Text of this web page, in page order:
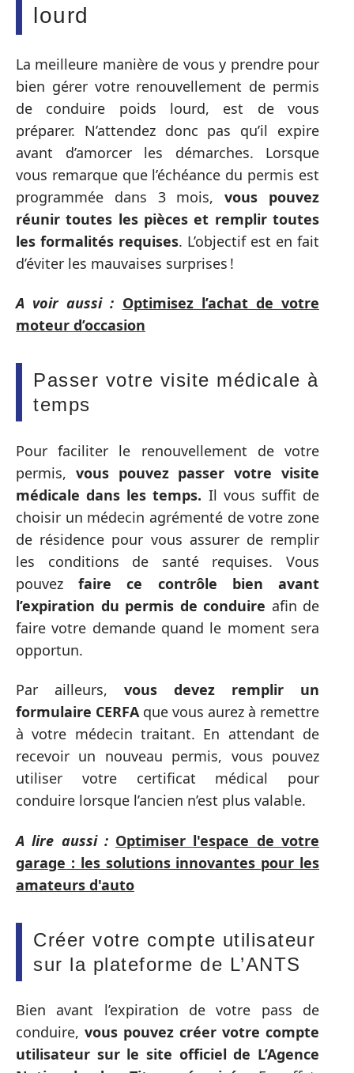
lourd
La meilleure manière de vous y prendre pour
bien gérer votre renouvellement de permis
de conduire poids lourd, est de vous
préparer. N’attendez donc pas qu’il expire
avant d’amorcer les démarches. Lorsque
vous remarque que l’échéance du permis est
programmée dans 3 mois,vous pouvez
réunir toutes les pièces et remplir toutes
les formalités requises. L’objectif est en fait
d’éviter les mauvaises surprises !
A voir aussi : Optimisez l’achat de votre
moteur d’occasion
Passer votre visite médicale à
temps
Pour faciliter le renouvellement de votre
permis, vous pouvez passer votre visite
médicale dans les temps. Il vous suffit de
choisir un médecin agrémenté de votre zone
de résidence pour vous assurer de remplir
les conditions de santé requises. Vous
pouvezfaire ce contrôle bien avant
l’expiration du permis de conduire afin de
faire votre demande quand le moment sera
opportun.
Par ailleurs, vous devez remplir un
formulaire CERFAque vous aurez à remettre
à votre médecin traitant. En attendant de
recevoir un nouveau permis, vous pouvez
utiliser votre certificat médical pour
conduire lorsque l’ancien n’est plus valable.
A lire aussi : Optimiser l'espace de votre
garage : les solutions innovantes pour les
amateurs d'auto
Créer votre compte utilisateur
sur la plateforme de L’ANTS
Bien avant l’expiration de votre pass de
conduire, vous pouvez créer votre compte
utilisateur sur le site officiel de L’Agence